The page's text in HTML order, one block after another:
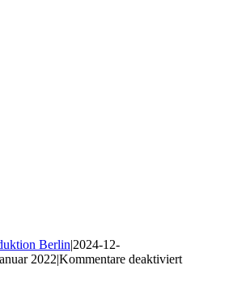
Berlin|2024-12-
2022|Kommentare deaktiviertfür